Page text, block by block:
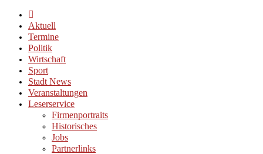
Aktuell
Termine
Politik
Wirtschaft
Sport
Stadt News
Veranstaltungen
Leserservice
Firmenportraits
Historisches
Jobs
Partnerlinks